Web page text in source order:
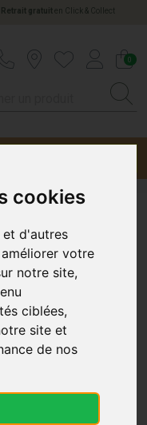
cookies
et d'autres
votre
notre site,
ciblées,
site et
de nos
Retrait gratuiten Click & Collect
0